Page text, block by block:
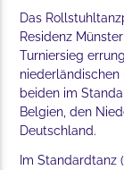
Das
Residenz
Turniersieg
beiden im
Belgien, den
Deutschland.
Im Standardtanz